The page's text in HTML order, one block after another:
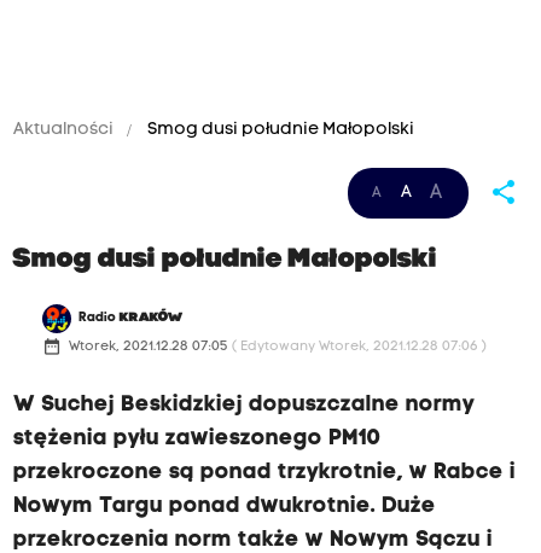
Aktualności Smog dusi południe Małopolski
A A A share
Smog dusi południe Małopolski
Radio KRAKÓW
date_range Wtorek, 2021.12.28 07:05 ( Edytowany Wtorek, 2021.12.28 07:06 )
W Suchej Beskidzkiej dopuszczalne normy
stężenia pyłu zawieszonego PM10
przekroczone są ponad trzykrotnie, w Rabce i
Nowym Targu ponad dwukrotnie. Duże
przekroczenia norm także w Nowym Sączu i